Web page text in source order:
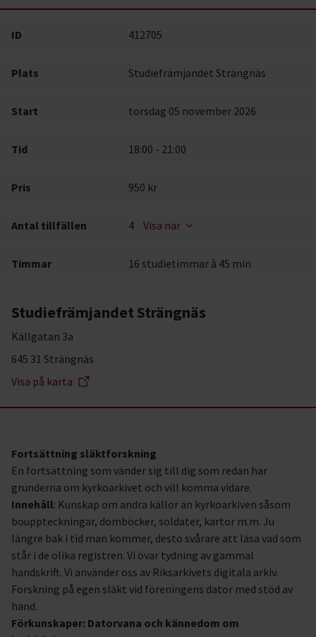
ID 412705
Plats Studiefrämjandet Strängnäs
Start torsdag 05 november 2026
Tid 18:00 - 21:00
Pris 950 kr
Antal tillfällen 4 Visa när
Timmar 16 studietimmar à 45 min
Studiefrämjandet Strängnäs
Källgatan 3a
645 31 Strängnäs
Visa på karta
Fortsättning släktforskning
En fortsättning som vänder sig till dig som redan har
grunderna om kyrkoarkivet och vill komma vidare.
Innehåll: Kunskap om andra källor än kyrkoarkiven såsom
bouppteckningar, domböcker, soldater, kartor m.m. Ju
längre bak i tid man kommer, desto svårare att läsa vad som
står i de olika registren. Vi övar tydning av gammal
handskrift. Vi använder oss av Riksarkivets digitala arkiv.
Forskning på egen släkt vid föreningens dator med stöd av
hand.
Förkunskaper: Datorvana och kännedom om